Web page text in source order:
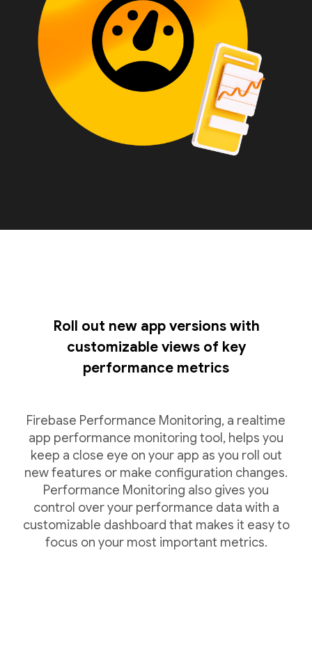
Roll out new app versions with
customizable views of key
performance metrics
Firebase Performance Monitoring, a realtime
app performance monitoring tool, helps you
keep a close eye on your app as you roll out
new features or make configuration changes.
Performance Monitoring also gives you
control over your performance data with a
customizable dashboard that makes it easy to
focus on your most important metrics.